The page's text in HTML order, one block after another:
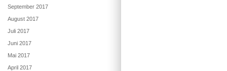
September 2017
August 2017
Juli 2017
Juni 2017
Mai 2017
April 2017